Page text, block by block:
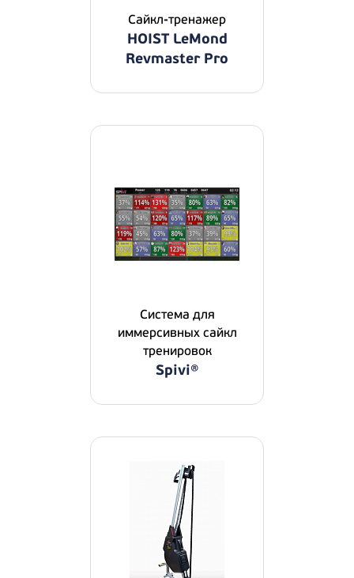
Сайкл-тренажер
HOIST LeMond
Revmaster Pro
Система для
иммерсивных сайкл
тренировок
Spivi®